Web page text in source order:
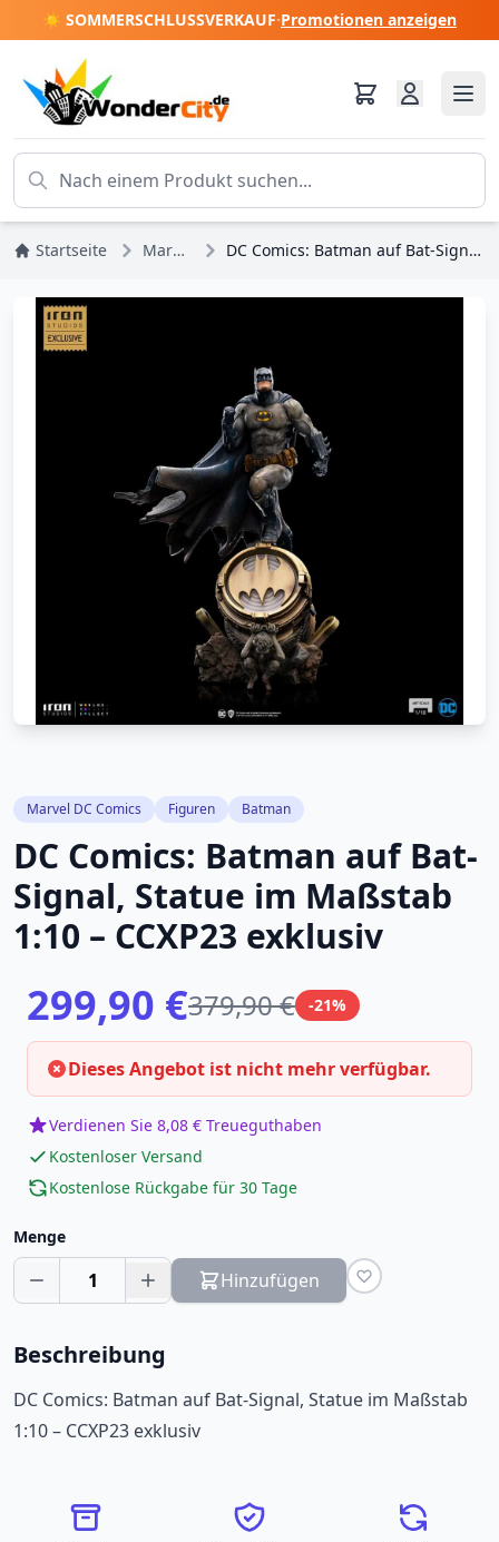
☀️ SOMMERSCHLUSSVERKAUF·Promotionen anzeigen
Startseite Marvel DC Comics DC Comics: Batman auf Bat-Signal, Statue im Maßstab 1:10 – CCXP23 exklusiv
Marvel DC Comics Figuren Batman
DC Comics: Batman auf Bat-
Signal, Statue im Maßstab
1:10 – CCXP23 exklusiv
299,90 €379,90 € -21%
Dieses Angebot ist nicht mehr verfügbar.
Verdienen Sie 8,08 € Treueguthaben
Kostenloser Versand
Kostenlose Rückgabe für 30 Tage
Menge
1 Hinzufügen
Beschreibung
DC Comics: Batman auf Bat-Signal, Statue im Maßstab
1:10 – CCXP23 exklusiv